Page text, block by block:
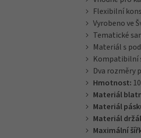
Flexibilní
Vyrobeno ve
Tematické
Materiál s
Kompatibilní
Dva rozměry
Hmotnost:
Materiál
Materiál
Materiál
Maximální